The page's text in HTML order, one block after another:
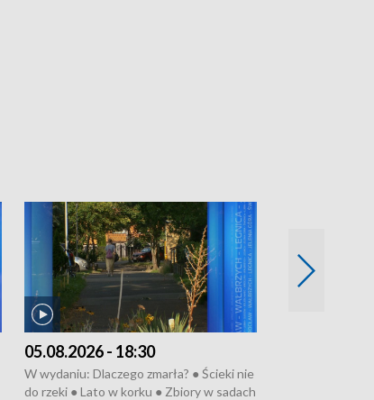
05.08.2026 - 18:30
W wydaniu: Dlaczego zmarła? ● Ścieki nie
do rzeki ● Lato w korku ● Zbiory w sadach